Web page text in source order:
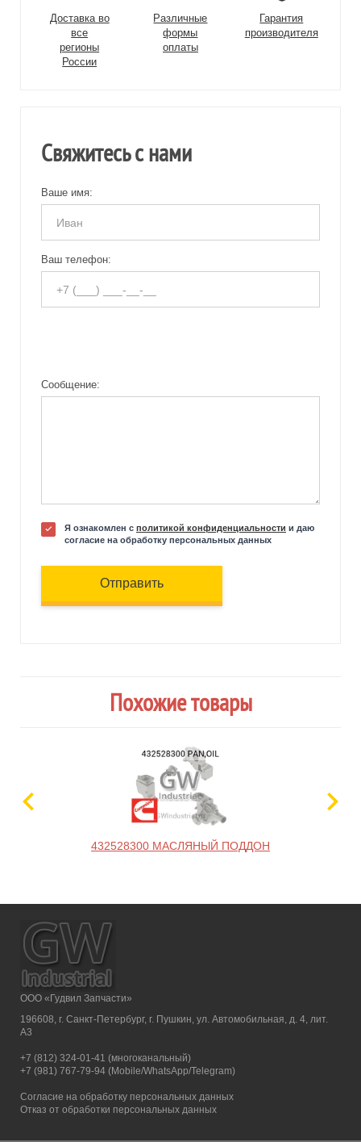
Доставка во
все
регионы
России
Различные
формы
оплаты
Гарантия
производителя
Свяжитесь с нами
Ваше имя:
Ваш телефон:
Сообщение:
Я ознакомлен с политикой конфиденциальности и даю
согласие на обработку персональных данных
Отправить
Похожие товары
432528300 МАСЛЯНЫЙ ПОДДОН
ООО «Гудвил Запчасти»
196608, г. Санкт-Петербург, г. Пушкин, ул. Автомобильная, д. 4, лит.
А3
+7 (812) 324-01-41 (многоканальный)
+7 (981) 767-79-94 (Mobile/WhatsApp/Telegram)
Согласие на обработку персональных данных
Отказ от обработки персональных данных